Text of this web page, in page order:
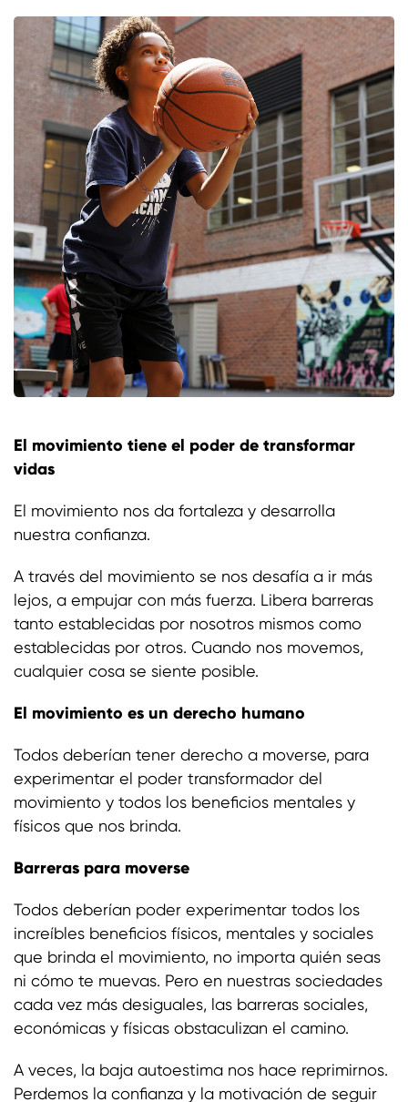
El movimiento tiene el poder de transformar
vidas
El movimiento nos da fortaleza y desarrolla
nuestra confianza.
A través del movimiento se nos desafía a ir más
lejos, a empujar con más fuerza. Libera barreras
tanto establecidas por nosotros mismos como
establecidas por otros. Cuando nos movemos,
cualquier cosa se siente posible.
El movimiento es un derecho humano
Todos deberían tener derecho a moverse, para
experimentar el poder transformador del
movimiento y todos los beneficios mentales y
físicos que nos brinda.
Barreras para moverse
Todos deberían poder experimentar todos los
increíbles beneficios físicos, mentales y sociales
que brinda el movimiento, no importa quién seas
ni cómo te muevas. Pero en nuestras sociedades
cada vez más desiguales, las barreras sociales,
económicas y físicas obstaculizan el camino.
A veces, la baja autoestima nos hace reprimirnos.
Perdemos la confianza y la motivación de seguir